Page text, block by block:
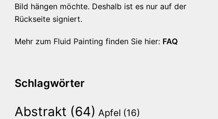
Bild hängen möchte. Deshalb ist es nur auf der
Rückseite signiert.
Mehr zum Fluid Painting finden Sie hier: FAQ
Schlagwörter
Abstrakt (64) Apfel (16)